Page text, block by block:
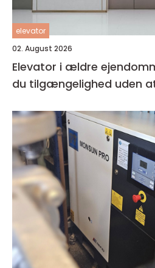
elevator
02. August 2026
Elevator i ældre
du tilgængelighed uden